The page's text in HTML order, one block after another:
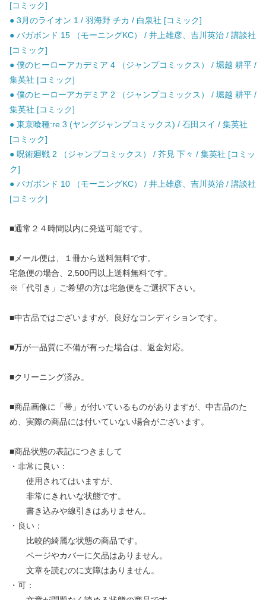
[コミック]
● 3月のライオン 1 / 羽海野 チカ / 白泉社 [コミック]
● バガボンド 15 （モーニングKC） / 井上雄彦、吉川英治 / 講談社
[コミック]
● 僕のヒーローアカデミア 4 （ジャンプコミックス） / 堀越 耕平 /
集英社 [コミック]
● 僕のヒーローアカデミア 2 （ジャンプコミックス） / 堀越 耕平 /
集英社 [コミック]
● 東京喰種:re 3 (ヤングジャンプコミックス) / 石田スイ / 集英社
[コミック]
● 呪術廻戦 2 （ジャンプコミックス） / 芥見 下々 / 集英社 [コミッ
ク]
● バガボンド 10 （モーニングKC） / 井上雄彦、吉川英治 / 講談社
[コミック]
■通常２４時間以内に発送可能です。
■メール便は、１冊から送料無料です。
宅急便の場合、2,500円以上送料無料です。
※「代引き」ご希望の方は宅急便をご選択下さい。
■中古品ではございますが、良好なコンディションです。
■万が一品質に不備が有った場合は、返金対応。
■クリーニング済み。
■商品画像に「帯」が付いているものがありますが、中古品のた
め、実際の商品には付いていない場合がございます。
■商品状態の表記につきまして
・非常に良い：
使用されてはいますが、
非常にきれいな状態です。
書き込みや線引きはありません。
・良い：
比較的綺麗な状態の商品です。
ページやカバーに欠品はありません。
文章を読むのに支障はありません。
・可：